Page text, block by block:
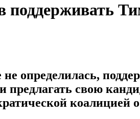
поддерживать
определилась,
свою
коалицией